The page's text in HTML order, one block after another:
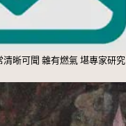
晰可聞 雜有燃氣 堪專家研究